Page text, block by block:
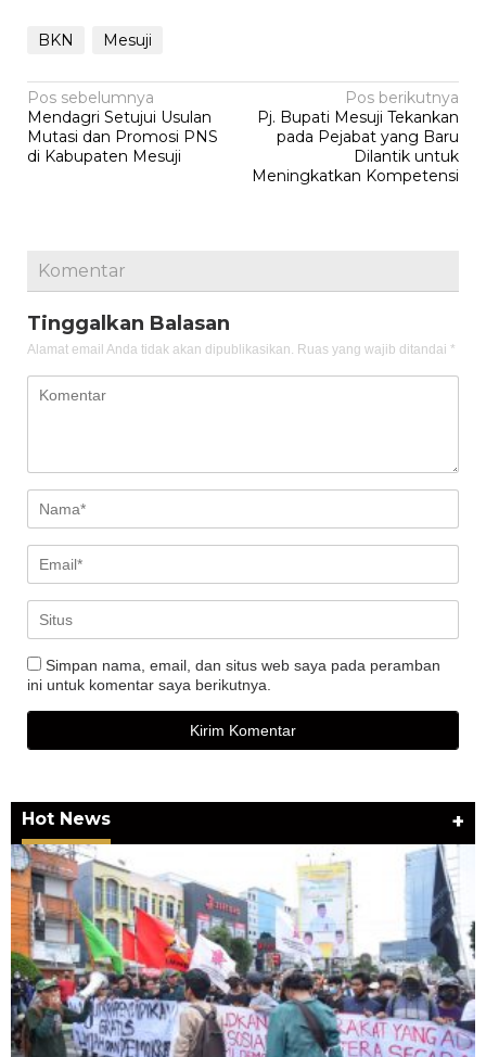
BKN Mesuji
Navigasi
pos
Pos sebelumnya
Mendagri Setujui Usulan
Mutasi dan Promosi PNS
di Kabupaten Mesuji
Pos berikutnya
Pj. Bupati Mesuji Tekankan
pada Pejabat yang Baru
Dilantik untuk
Meningkatkan Kompetensi
Komentar
Tinggalkan Balasan
Alamat email Anda tidak akan dipublikasikan. Ruas yang wajib ditandai *
Simpan nama, email, dan situs web saya pada peramban
ini untuk komentar saya berikutnya.
Hot News +